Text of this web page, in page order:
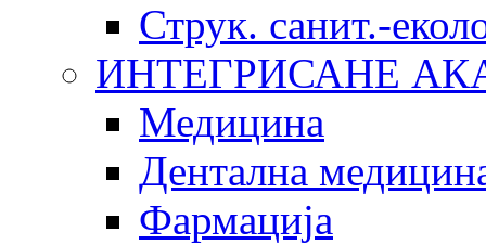
Струк. санит.-
ИНТЕГРИСАНЕ
Медицина
Дентална
Фармација